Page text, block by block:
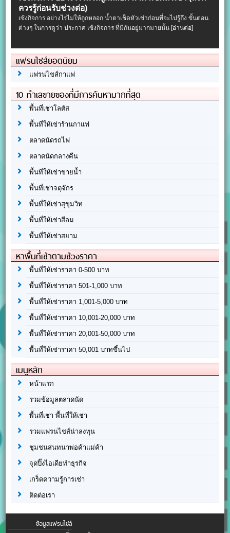
ควรรู้ก่อนรับช่วงต่อ)
เซ้งกิจการ อย่างไรไม่ให้ถูกหลอก น้ำตาเช็ดหัวเข่าก่อนที่จะไปรู้ถึง ขั้นตอน
ต่างๆ ในการดูว่า ประกาศ เซ้งกิจการ ที่มีกันอยู่มากมายนั้น[อ่านต่อ]
แฟรนไชส์ยอดนิยม
แฟรนไชส์กาแฟ
10 ทำเลขายของที่มีการค้นหามากที่สุด
พื้นที่เช่าโลตัส
พื้นที่ให้เช่าร้านกาแฟ
ตลาดนัดรถไฟ
ตลาดนัดกลางคืน
พื้นที่ให้เช่าขายน้ำ
พื้นที่เช่าจตุจักร
พื้นที่ให้เช่าสุขุมวิท
พื้นที่ให้เช่าสีลม
พื้นที่ให้เช่าสยาม
หาพื้นที่เช่าตามช่วงราคา
พื้นที่ให้เช่าราคา 0-500 บาท
พื้นที่ให้เช่าราคา 501-1,000 บาท
พื้นที่ให้เช่าราคา 1,001-5,000 บาท
พื้นที่ให้เช่าราคา 10,001-20,000 บาท
พื้นที่ให้เช่าราคา 20,001-50,000 บาท
พื้นที่ให้เช่าราคา 50,001 บาทขึ้นไป
เมนูหลัก
หน้าแรก
รวมข้อมูลตลาดนัด
พื้นที่เช่า พื้นที่ให้เช่า
รวมแฟรนไชส์น่าลงทุน
ชุมชนสนทนาพ่อค้าแม่ค้า
จุดปิ๊งไอเดียทำธุรกิจ
เกร็ดความรู้การเช่า
ติดต่อเรา
ข้อมูลแฟรนไชส์